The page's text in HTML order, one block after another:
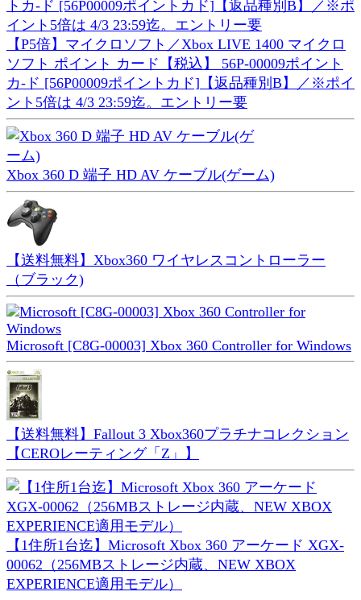
【P5倍】マイクロソフト／Xbox LIVE 1400 マイクロ
ソフト ポイント カード【税込】 56P-00009ポイント
カ-ド [56P00009ポイントカド]【返品種別B】／※ポイ
ント5倍は 4/3 23:59迄。エントリー要
Xbox 360 D 端子 HD AV ケーブル(ゲーム)
【送料無料】Xbox360 ワイヤレスコントローラー
（ブラック)
Microsoft [C8G-00003] Xbox 360 Controller for Windows
【送料無料】Fallout 3 Xbox360プラチナコレクション
【CEROレーティング「Z」】
【1住所1台迄】Microsoft Xbox 360 アーケード XGX-
00062（256MBストレージ内蔵、NEW XBOX
EXPERIENCE適用モデル）